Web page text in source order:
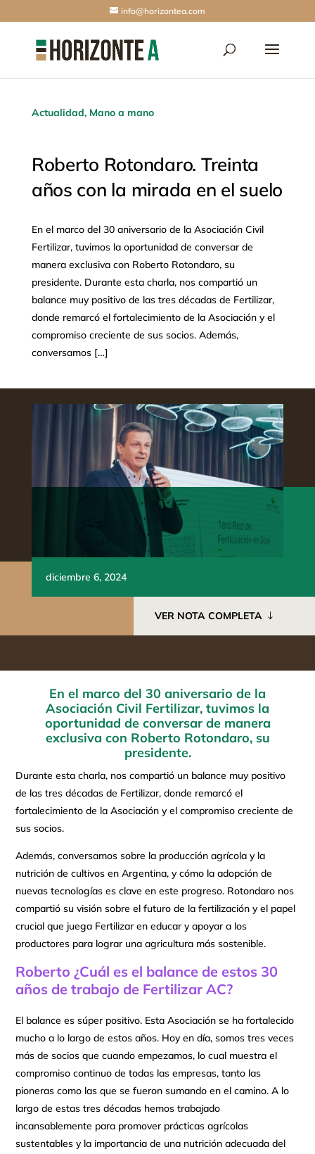
info@horizontea.com
Actualidad, Mano a mano
Roberto Rotondaro. Treinta
años con la mirada en el suelo
En el marco del 30 aniversario de la Asociación Civil
Fertilizar, tuvimos la oportunidad de conversar de
manera exclusiva con Roberto Rotondaro, su
presidente. Durante esta charla, nos compartió un
balance muy positivo de las tres décadas de Fertilizar,
donde remarcó el fortalecimiento de la Asociación y el
compromiso creciente de sus socios. Además,
conversamos […]
diciembre 6, 2024
VER NOTA COMPLETA
En el marco del 30 aniversario de la
Asociación Civil Fertilizar, tuvimos la
oportunidad de conversar de manera
exclusiva con Roberto Rotondaro, su
presidente.
Durante esta charla, nos compartió un balance muy positivo
de las tres décadas de Fertilizar, donde remarcó el
fortalecimiento de la Asociación y el compromiso creciente de
sus socios.
Además, conversamos sobre la producción agrícola y la
nutrición de cultivos en Argentina, y cómo la adopción de
nuevas tecnologías es clave en este progreso. Rotondaro nos
compartió su visión sobre el futuro de la fertilización y el papel
crucial que juega Fertilizar en educar y apoyar a los
productores para lograr una agricultura más sostenible.
Roberto ¿Cuál es el balance de estos 30
años de trabajo de Fertilizar AC?
El balance es súper positivo. Esta Asociación se ha fortalecido
mucho a lo largo de estos años. Hoy en día, somos tres veces
más de socios que cuando empezamos, lo cual muestra el
compromiso continuo de todas las empresas, tanto las
pioneras como las que se fueron sumando en el camino. A lo
largo de estas tres décadas hemos trabajado
incansablemente para promover prácticas agrícolas
sustentables y la importancia de una nutrición adecuada del